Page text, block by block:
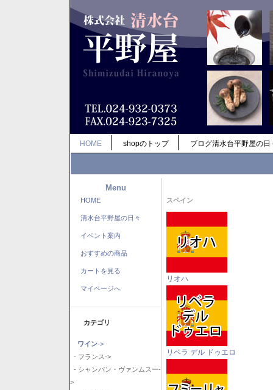
HOME shopのトップ ブログ清水台平野屋の日
Menu
HOME
清水台平野屋の日々
イベント案内
おすすめの商品
カートを見る
マイページへ
カテゴリ
ワイン->
- フランス->
- シャンパン・ヴァンムスー-
>
スペイン
リオハ
リベラ デル ドゥエロ